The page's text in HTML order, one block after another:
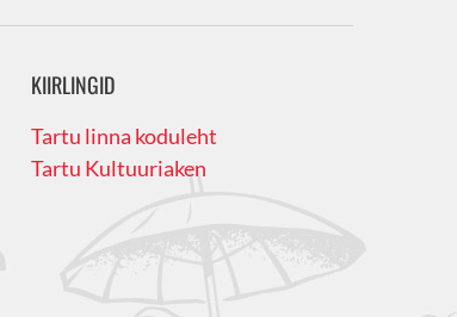
KIIRLINGID
Tartu linna koduleht
Tartu Kultuuriaken